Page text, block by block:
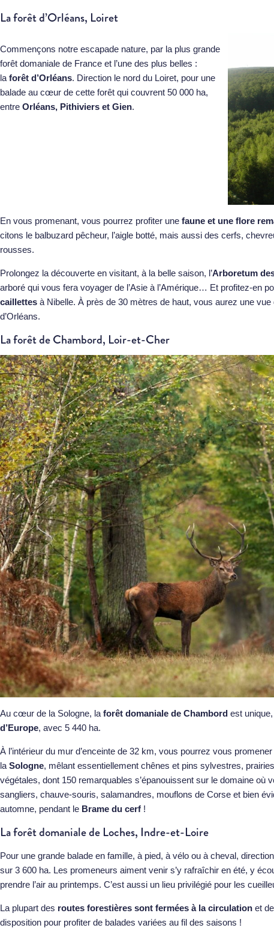
La forêt d’Orléans, Loiret
Commençons notre escapade nature, par la plus grande
forêt domaniale de France et l’une des plus belles :
la forêt d’Orléans. Direction le nord du Loiret, pour une
balade au cœur de cette forêt qui couvrent 50 000 ha,
entre Orléans, Pithiviers et Gien.
En vous promenant, vous pourrez profiter une faune et une flore
citons le balbuzard pêcheur, l’aigle botté, mais aussi des cerfs,
rousses.
Prolongez la découverte en visitant, à la belle saison, l’Arboretum
arboré qui vous fera voyager de l’Asie à l’Amérique… Et profitez-en
caillettes à Nibelle. À près de 30 mètres de haut, vous aurez une
d’Orléans.
La forêt de Chambord, Loir-et-Cher
Au cœur de la Sologne, la forêt domaniale de Chambord est unique,
d’Europe, avec 5 440 ha.
À l’intérieur du mur d’enceinte de 32 km, vous pourrez vous
la Sologne, mêlant essentiellement chênes et pins sylvestres,
végétales, dont 150 remarquables s’épanouissent sur le domaine où
sangliers, chauve-souris, salamandres, mouflons de Corse et bien
automne, pendant le Brame du cerf !
La forêt domaniale de Loches, Indre-et-Loire
Pour une grande balade en famille, à pied, à vélo ou à cheval,
sur 3 600 ha. Les promeneurs aiment venir s’y rafraîchir en été, y
prendre l’air au printemps. C’est aussi un lieu privilégié pour les
La plupart des routes forestières sont fermées à la circulation et
disposition pour profiter de balades variées au fil des saisons !